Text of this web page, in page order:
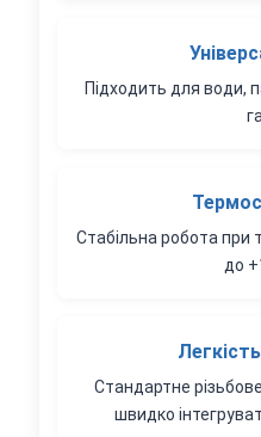
Підходить для води,
Стабільна робота при
до
Стандартне
швидко